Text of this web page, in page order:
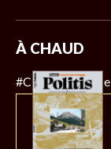
À CHAUD
#Climat #Police